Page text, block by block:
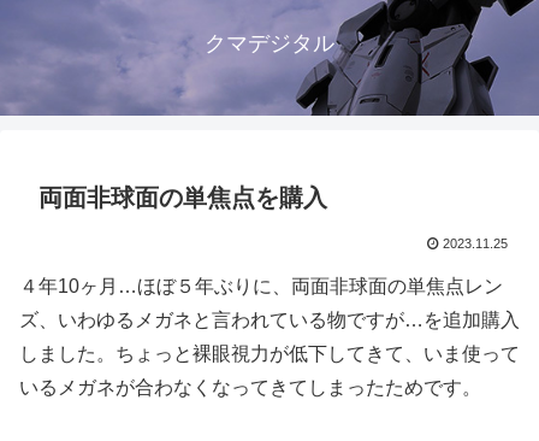
クマデジタル
両面非球面の単焦点を購入
2023.11.25
４年10ヶ月…ほぼ５年ぶりに、両面非球面の単焦点レン
ズ、いわゆるメガネと言われている物ですが…を追加購入
しました。ちょっと裸眼視力が低下してきて、いま使って
いるメガネが合わなくなってきてしまったためです。